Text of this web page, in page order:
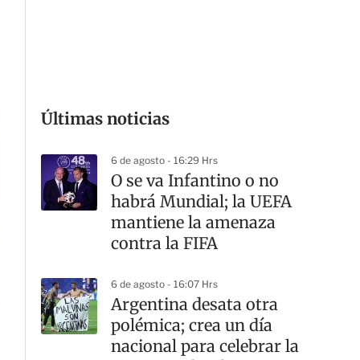
Últimas noticias
6 de agosto - 16:29 Hrs
O se va Infantino o no
habrá Mundial; la UEFA
mantiene la amenaza
contra la FIFA
6 de agosto - 16:07 Hrs
Argentina desata otra
polémica; crea un día
nacional para celebrar la